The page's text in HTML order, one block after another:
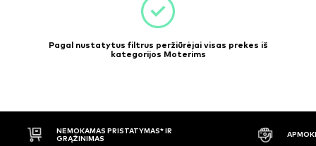
Pagal nustatytus filtrus peržiūrėjai visas prekes iš
kategorijos Moterims
NEMOKAMAS PRISTATYMAS* IR
GRĄŽINIMAS